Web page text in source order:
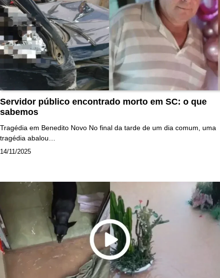
Servidor público encontrado morto em SC: o que
sabemos
Tragédia em Benedito Novo No final da tarde de um dia comum, uma
tragédia abalou…
14/11/2025